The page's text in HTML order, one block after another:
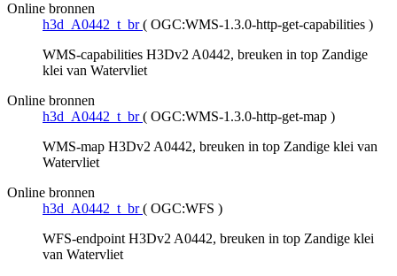
Online bronnen
h3d_A0442_t_br ( OGC:WMS-1.3.0-http-get-capabilities )
WMS-capabilities H3Dv2 A0442, breuken in top Zandige
klei van Watervliet
Online bronnen
h3d_A0442_t_br ( OGC:WMS-1.3.0-http-get-map )
WMS-map H3Dv2 A0442, breuken in top Zandige klei van
Watervliet
Online bronnen
h3d_A0442_t_br ( OGC:WFS )
WFS-endpoint H3Dv2 A0442, breuken in top Zandige klei
van Watervliet